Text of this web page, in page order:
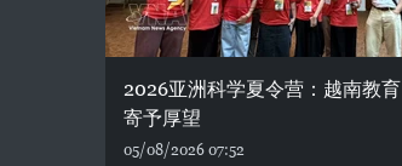
2026亚洲科学夏令营：越南教育
寄予厚望
05/08/2026 07:52